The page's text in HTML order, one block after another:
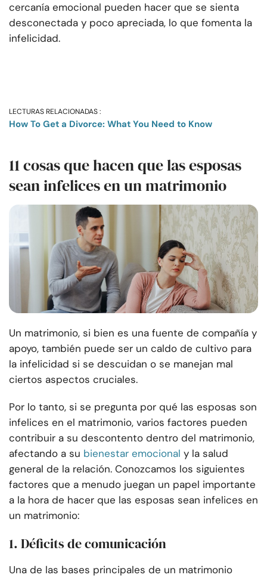
cercanía emocional pueden hacer que se sienta
desconectada y poco apreciada, lo que fomenta la
infelicidad.
LECTURAS RELACIONADAS :
How To Get a Divorce: What You Need to Know
11 cosas que hacen que las esposas
sean infelices en un matrimonio
Un matrimonio, si bien es una fuente de compañía y
apoyo, también puede ser un caldo de cultivo para
la infelicidad si se descuidan o se manejan mal
ciertos aspectos cruciales.
Por lo tanto, si se pregunta por qué las esposas son
infelices en el matrimonio, varios factores pueden
contribuir a su descontento dentro del matrimonio,
afectando a su bienestar emocional y la salud
general de la relación. Conozcamos los siguientes
factores que a menudo juegan un papel importante
a la hora de hacer que las esposas sean infelices en
un matrimonio:
1. Déficits de comunicación
Una de las bases principales de un matrimonio